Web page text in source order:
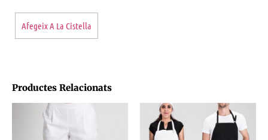
Afegeix A La Cistella
Productes Relacionats